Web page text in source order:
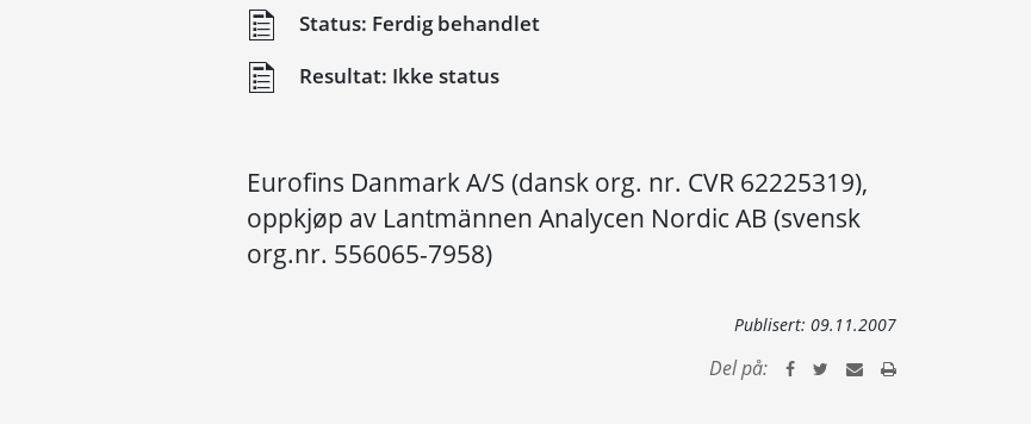
Status: Ferdig behandlet
Resultat: Ikke status
Eurofins Danmark A/S (dansk org. nr. CVR 62225319),
oppkjøp av Lantmännen Analycen Nordic AB (svensk
org.nr. 556065-7958)
Publisert: 09.11.2007
Del på: